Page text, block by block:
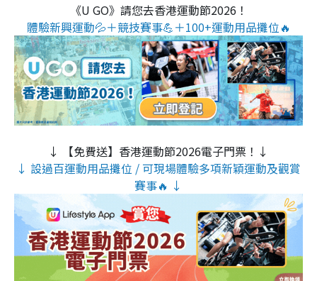
《U GO》請您去香港運動節2026！
體驗新興運動💦＋競技賽事💪＋100+運動用品攤位🔥
↓ 【免費送】香港運動節2026電子門票！↓
↓ 設過百運動用品攤位 / 可現場體驗多項新穎運動及觀賞
賽事🔥 ↓